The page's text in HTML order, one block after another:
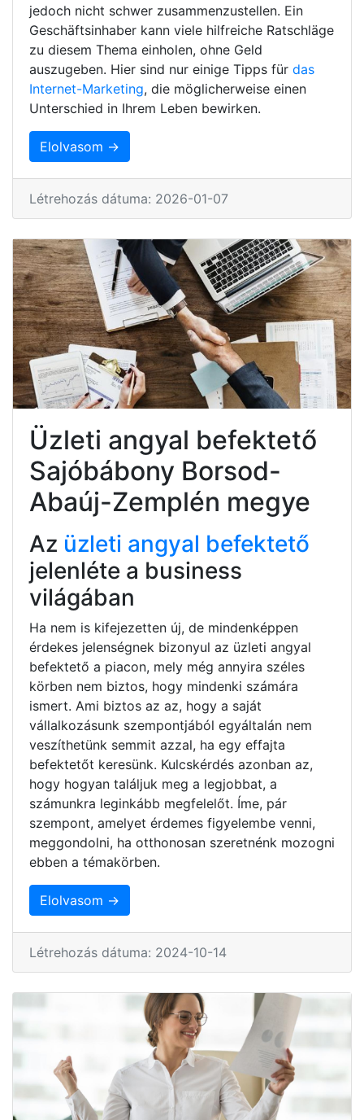
jedoch nicht schwer zusammenzustellen. Ein
Geschäftsinhaber kann viele hilfreiche Ratschläge
zu diesem Thema einholen, ohne Geld
auszugeben. Hier sind nur einige Tipps für das
Internet-Marketing, die möglicherweise einen
Unterschied in Ihrem Leben bewirken.
Elolvasom →
Létrehozás dátuma: 2026-01-07
Üzleti angyal befektető
Sajóbábony Borsod-
Abaúj-Zemplén megye
Az üzleti angyal befektető
jelenléte a business
világában
Ha nem is kifejezetten új, de mindenképpen
érdekes jelenségnek bizonyul az üzleti angyal
befektető a piacon, mely még annyira széles
körben nem biztos, hogy mindenki számára
ismert. Ami biztos az az, hogy a saját
vállalkozásunk szempontjából egyáltalán nem
veszíthetünk semmit azzal, ha egy effajta
befektetőt keresünk. Kulcskérdés azonban az,
hogy hogyan találjuk meg a legjobbat, a
számunkra leginkább megfelelőt. Íme, pár
szempont, amelyet érdemes figyelembe venni,
meggondolni, ha otthonosan szeretnénk mozogni
ebben a témakörben.
Elolvasom →
Létrehozás dátuma: 2024-10-14